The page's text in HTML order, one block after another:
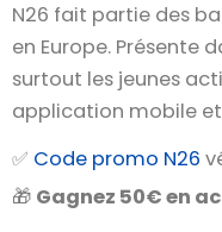
N26 fait partie des
en Europe. Présente
surtout les jeunes
application mobile
✅ Code promo N26
🎁 Gagnez 50€ en